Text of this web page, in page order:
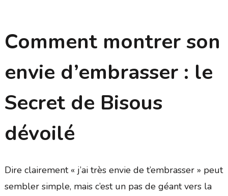
Comment montrer son
envie d’embrasser : le
Secret de Bisous
dévoilé
Dire clairement « j’ai très envie de t’embrasser » peut
sembler simple, mais c’est un pas de géant vers la